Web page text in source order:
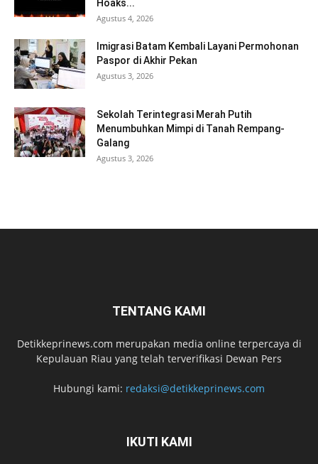
Hoaks...
Agustus 4, 2026
Imigrasi Batam Kembali Layani Permohonan
Paspor di Akhir Pekan
Agustus 3, 2026
Sekolah Terintegrasi Merah Putih
Menumbuhkan Mimpi di Tanah Rempang-
Galang
Agustus 3, 2026
TENTANG KAMI
Detikkeprinews.com merupakan media online terpercaya di
Kepulauan Riau yang telah terverifikasi Dewan Pers
Hubungi kami: redaksi@detikkeprinews.com
IKUTI KAMI